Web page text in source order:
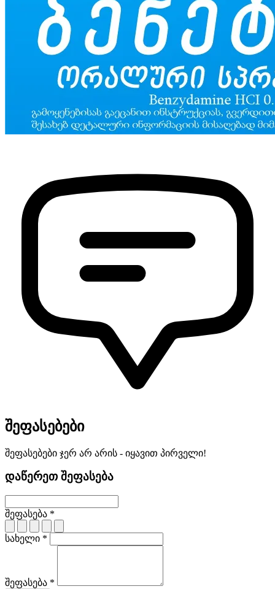
შეფასებები
შეფასებები ჯერ არ არის - იყავით პირველი!
დაწერეთ შეფასება
შეფასება *
სახელი *
შეფასება *